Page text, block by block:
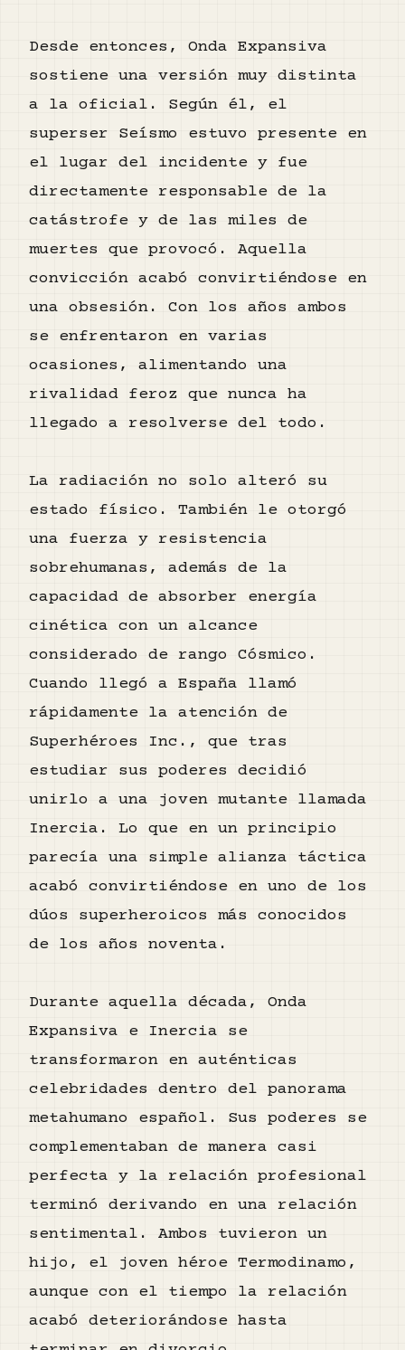
Desde entonces, Onda Expansiva
sostiene una versión muy distinta
a la oficial. Según él, el
superser Seísmo estuvo presente en
el lugar del incidente y fue
directamente responsable de la
catástrofe y de las miles de
muertes que provocó. Aquella
convicción acabó convirtiéndose en
una obsesión. Con los años ambos
se enfrentaron en varias
ocasiones, alimentando una
rivalidad feroz que nunca ha
llegado a resolverse del todo.
La radiación no solo alteró su
estado físico. También le otorgó
una fuerza y resistencia
sobrehumanas, además de la
capacidad de absorber energía
cinética con un alcance
considerado de rango Cósmico.
Cuando llegó a España llamó
rápidamente la atención de
Superhéroes Inc., que tras
estudiar sus poderes decidió
unirlo a una joven mutante llamada
Inercia. Lo que en un principio
parecía una simple alianza táctica
acabó convirtiéndose en uno de los
dúos superheroicos más conocidos
de los años noventa.
Durante aquella década, Onda
Expansiva e Inercia se
transformaron en auténticas
celebridades dentro del panorama
metahumano español. Sus poderes se
complementaban de manera casi
perfecta y la relación profesional
terminó derivando en una relación
sentimental. Ambos tuvieron un
hijo, el joven héroe Termodinamo,
aunque con el tiempo la relación
acabó deteriorándose hasta